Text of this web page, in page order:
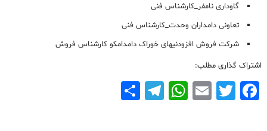
گاوداری نامفر_کارشناس فنی
تعاونی دامداران وحدت_کارشناس فنی
شرکت فروش افزودنیهای خوراک دامدامکو کارشناس فروش
اشتراک گذاری مطلب:
F
T
E
W
T